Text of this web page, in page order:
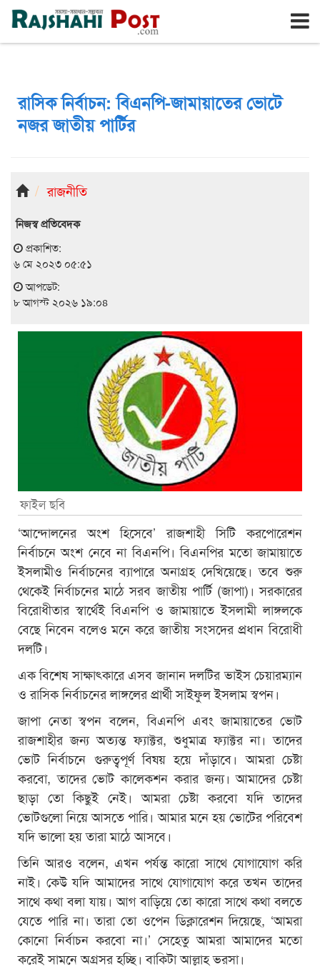
রাজশাহী শনিবার, ৮ই আগস্ট ২০২৬, ২৫শে শ্রাবণ ১৪৩৩
রাসিক নির্বাচন: বিএনপি-জামায়াতের ভোটে
নজর জাতীয় পার্টির
রাজনীতি
নিজস্ব প্রতিবেদক
প্রকাশিত:
৬ মে ২০২৩ ০৫:৫১
আপডেট:
৮ আগস্ট ২০২৬ ১৯:০৪
ফাইল ছবি
‘আন্দোলনের অংশ হিসেবে’ রাজশাহী সিটি করপোরেশন
নির্বাচনে অংশ নেবে না বিএনপি। বিএনপির মতো জামায়াতে
ইসলামীও নির্বাচনের ব্যাপারে অনাগ্রহ দেখিয়েছে। তবে শুরু
থেকেই নির্বাচনের মাঠে সরব জাতীয় পার্টি (জাপা)। সরকারের
বিরোধীতার স্বার্থেই বিএনপি ও জামায়াতে ইসলামী লাঙ্গলকে
বেছে নিবেন বলেও মনে করে জাতীয় সংসদের প্রধান বিরোধী
দলটি।
এক বিশেষ সাক্ষাৎকারে এসব জানান দলটির ভাইস চেয়ারম্যান
ও রাসিক নির্বাচনের লাঙ্গলের প্রার্থী সাইফুল ইসলাম স্বপন।
জাপা নেতা স্বপন বলেন, বিএনপি এবং জামায়াতের ভোট
রাজশাহীর জন্য অত্যন্ত ফ্যাক্টর, শুধুমাত্র ফ্যাক্টর না। তাদের
ভোট নির্বাচনে গুরুত্বপূর্ণ বিষয় হয়ে দাঁড়াবে। আমরা চেষ্টা
করবো, তাদের ভোট কালেকশন করার জন্য। আমাদের চেষ্টা
ছাড়া তো কিছুই নেই। আমরা চেষ্টা করবো যদি তাদের
ভোটগুলো নিয়ে আসতে পারি। আমার মনে হয় ভোটের পরিবেশ
যদি ভালো হয় তারা মাঠে আসবে।
তিনি আরও বলেন, এখন পর্যন্ত কারো সাথে যোগাযোগ করি
নাই। কেউ যদি আমাদের সাথে যোগাযোগ করে তখন তাদের
সাথে কথা বলা যায়। আগ বাড়িয়ে তো কারো সাথে কথা বলতে
যেতে পারি না। তারা তো ওপেন ডিক্লারেশন দিয়েছে, ‘আমরা
কোনো নির্বাচন করবো না।’ সেহেতু আমরা আমাদের মতো
করেই সামনে অগ্রসর হচ্ছি। বাকিটা আল্লাহ ভরসা।